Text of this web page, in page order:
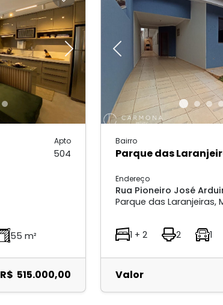
Next
Apto
504
55 m²
R$ 515.000,00
Previous
Bairro
Parque das
Endereço
Rua Pioneiro José
Parque das Laranjeiras,
1 + 2 2 1
Valor